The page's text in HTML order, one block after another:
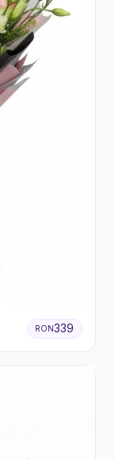
RON339